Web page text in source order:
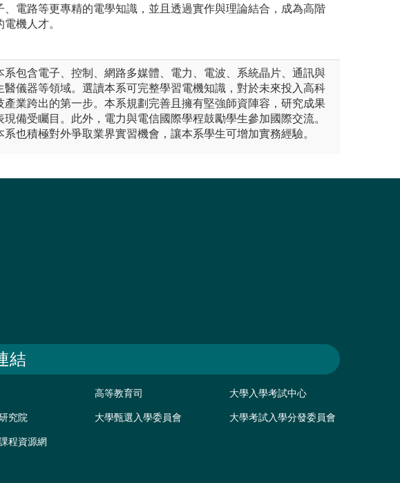
、電路等更專精的電學知識，並且透過實作與理論結合，成為高階
電機人才。
系包含電子、控制、網路多媒體、電力、電波、系統晶片、通訊與
醫儀器等領域。選讀本系可完整學習電機知識，對於未來投入高科
產業跨出的第一步。本系規劃完善且擁有堅強師資陣容，研究成果
現備受矚目。此外，電力與電信國際學程鼓勵學生參加國際交流。
系也積極對外爭取業界實習機會，讓本系學生可增加實務經驗。
結
高等教育司 大學入學考試中心
究院 大學甄選入學委員會 大學考試入學分發委員會
程資源網